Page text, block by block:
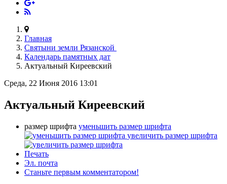
Главная
Святыни земли Рязанской
Календарь памятных дат
Актуальный Киреевский
Среда, 22 Июня 2016 13:01
Актуальный Киреевский
размер шрифта уменьшить размер шрифта
увеличить размер шрифта
Печать
Эл. почта
Станьте первым комментатором!